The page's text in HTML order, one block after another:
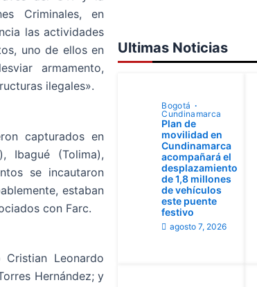
Criminales, en
las actividades
uno de ellos en
armamento,
ilegales».
capturados en
Ibagué (Tolima),
se incautaron
estaban
con Farc.
Leonardo
Hernández; y
Ultimas Noticias
Bogotá
Cundinamarca
Plan de
movilidad en
Cundinamarca
acompañará el
desplazamiento
de 1,8 millones
de vehículos
este puente
festivo
agosto 7, 2026